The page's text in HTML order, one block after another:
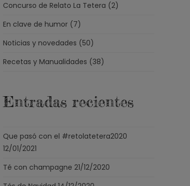
Concurso de Relato La Tetera (2)
En clave de humor (7)
Noticias y novedades (50)
Recetas y Manualidades (38)
Entradas recientes
Que pasó con el #retolatetera2020
12/01/2021
Té con champagne 21/12/2020